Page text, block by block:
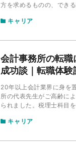
方を求めるものの、でき
キャリア
会計事務所の転
成功談｜転職体験
20年以上会計業界に身を
所の代表先生がご高齢に
られました。税理士科目
キャリア